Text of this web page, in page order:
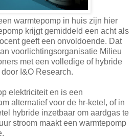
warmtepomp in huis zijn hier
krijgt gemiddeld een acht als
geeft een onvoldoende. Dat
voorlichtingsorganisatie Milieu
met een volledige of hybride
I&O Research.
elektriciteit en is een
alternatief voor de hr-ketel, of in
hybride inzetbaar om aardgas te
stroom maakt een warmtepomp